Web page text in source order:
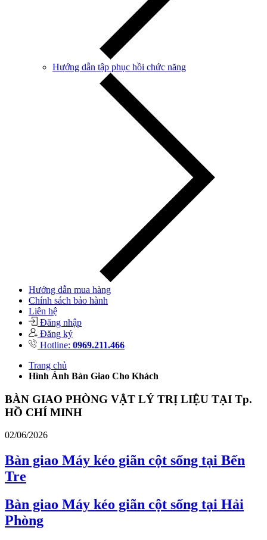
Hướng dẫn tập phục hồi chức năng
Hướng dẫn mua hàng
Chính sách bảo hành
Liên hệ
Đăng nhập
Đăng ký
Hotline: 0969.211.466
Trang chủ
Hình Ảnh Bàn Giao Cho Khách
BÀN GIAO PHÒNG VẬT LÝ TRỊ LIỆU TẠI Tp.
HỒ CHÍ MINH
02/06/2026
Bàn giao Máy kéo giãn cột sống tại Bến
Tre
Bàn giao Máy kéo giãn cột sống tại Hải
Phòng